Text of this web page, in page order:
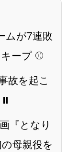
ムが7連敗
ープ ⚾️
故を起こ
『となり
母親役を